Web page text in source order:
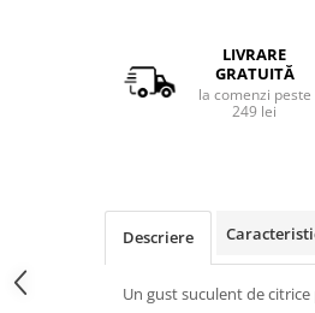
LIVRARE
GRATUITĂ
la comenzi peste
249 lei
Descriere
Un gust suculent de